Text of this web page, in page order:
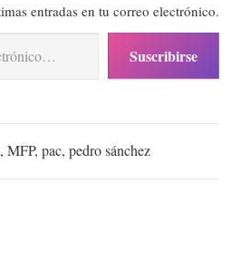
entradas en tu correo electrónico.
Suscribirse
,MFP,pac,pedro sánchez